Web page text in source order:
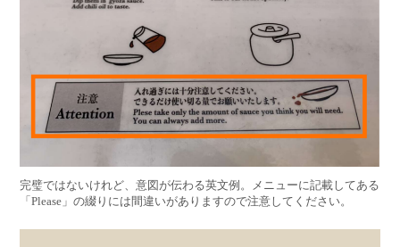
完璧ではないけれど、意図が伝わる英文例。メニューに記載してある
「Please」の綴りには間違いがありますので注意してください。